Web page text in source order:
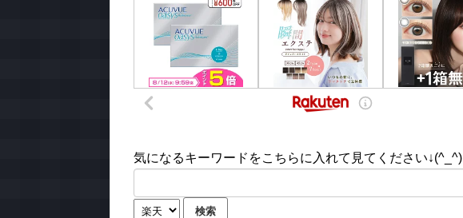
気になるキーワードをこちらに入れて見てください↓(^_^)